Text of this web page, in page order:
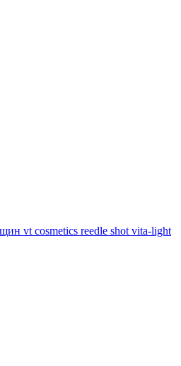
vt cosmetics reedle shot vita-light